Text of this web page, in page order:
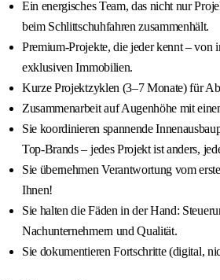
Ein energisches Team, das nicht nur
beim Schlittschuhfahren zusammenhält.
Premium-Projekte, die jeder kennt – von
exklusiven Immobilien.
Kurze Projektzyklen (3–7 Monate) für
Zusammenarbeit auf Augenhöhe mit
Sie koordinieren spannende
Top-Brands – jedes Projekt ist anders,
Sie übernehmen Verantwortung vom
Ihnen!
Sie halten die Fäden in der Hand:
Nachunternehmern und Qualität.
Sie dokumentieren Fortschritte (digital,